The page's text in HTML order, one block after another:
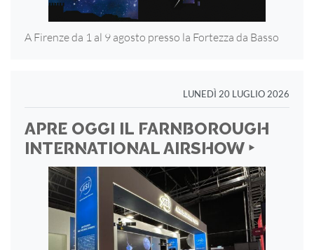
A Firenze da 1 al 9 agosto presso la Fortezza da Basso
LUNEDÌ 20 LUGLIO 2026
APRE OGGI IL FARNBOROUGH
INTERNATIONAL AIRSHOW ‣